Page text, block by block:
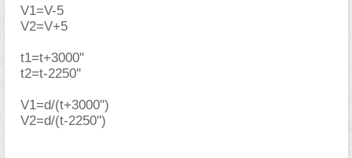
V1=V-5
V2=V+5
t1=t+3000''
t2=t-2250''
V1=d/(t+3000'')
V2=d/(t-2250'')